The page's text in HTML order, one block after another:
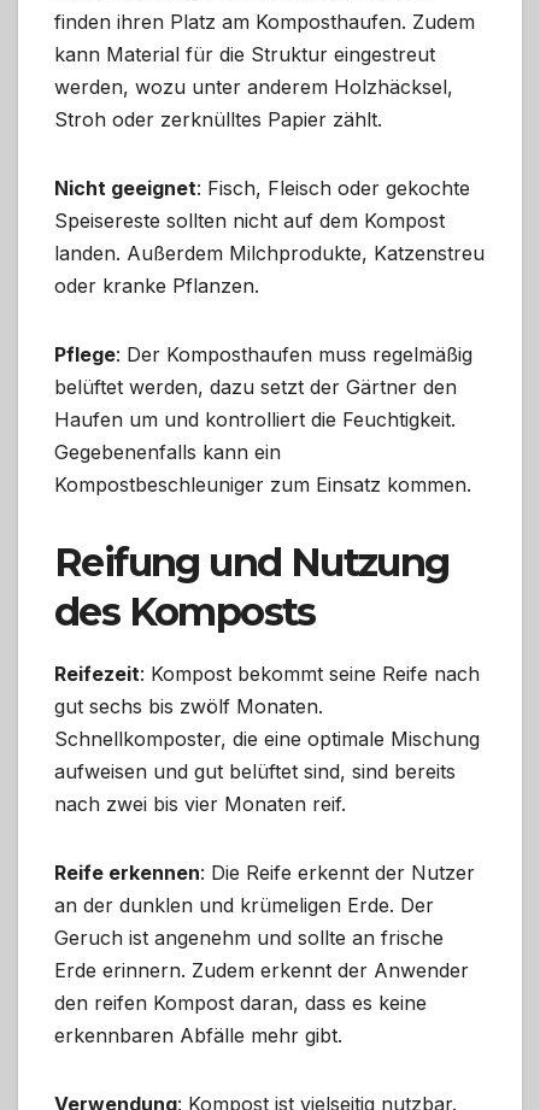
finden ihren Platz am Komposthaufen. Zudem
kann Material für die Struktur eingestreut
werden, wozu unter anderem Holzhäcksel,
Stroh oder zerknülltes Papier zählt.
Nicht geeignet: Fisch, Fleisch oder gekochte
Speisereste sollten nicht auf dem Kompost
landen. Außerdem Milchprodukte, Katzenstreu
oder kranke Pflanzen.
Pflege: Der Komposthaufen muss regelmäßig
belüftet werden, dazu setzt der Gärtner den
Haufen um und kontrolliert die Feuchtigkeit.
Gegebenenfalls kann ein
Kompostbeschleuniger zum Einsatz kommen.
Reifung und Nutzung
des Komposts
Reifezeit: Kompost bekommt seine Reife nach
gut sechs bis zwölf Monaten.
Schnellkomposter, die eine optimale Mischung
aufweisen und gut belüftet sind, sind bereits
nach zwei bis vier Monaten reif.
Reife erkennen: Die Reife erkennt der Nutzer
an der dunklen und krümeligen Erde. Der
Geruch ist angenehm und sollte an frische
Erde erinnern. Zudem erkennt der Anwender
den reifen Kompost daran, dass es keine
erkennbaren Abfälle mehr gibt.
Verwendung: Kompost ist vielseitig nutzbar.